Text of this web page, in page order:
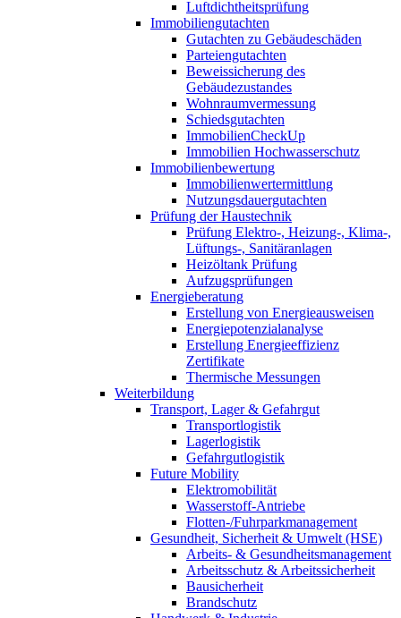
Luftdichtheitsprüfung
Immobiliengutachten
Gutachten zu Gebäudeschäden
Parteiengutachten
Beweissicherung des
Gebäudezustandes
Wohnraumvermessung
Schiedsgutachten
ImmobilienCheckUp
Immobilien Hochwasserschutz
Immobilienbewertung
Immobilienwertermittlung
Nutzungsdauergutachten
Prüfung der Haustechnik
Prüfung Elektro-, Heizung-, Klima-,
Lüftungs-, Sanitäranlagen
Heizöltank Prüfung
Aufzugsprüfungen
Energieberatung
Erstellung von Energieausweisen
Energiepotenzialanalyse
Erstellung Energieeffizienz
Zertifikate
Thermische Messungen
Weiterbildung
Transport, Lager & Gefahrgut
Transportlogistik
Lagerlogistik
Gefahrgutlogistik
Future Mobility
Elektromobilität
Wasserstoff-Antriebe
Flotten-/Fuhrparkmanagement
Gesundheit, Sicherheit & Umwelt (HSE)
Arbeits- & Gesundheitsmanagement
Arbeitsschutz & Arbeitssicherheit
Bausicherheit
Brandschutz